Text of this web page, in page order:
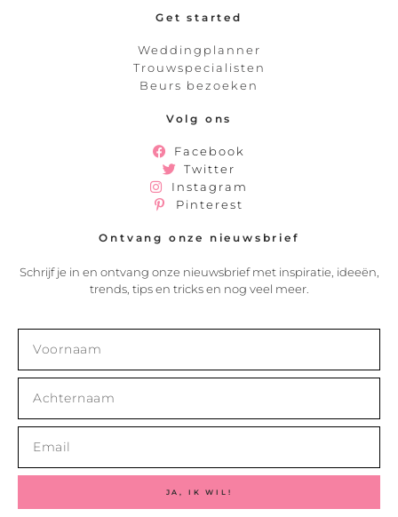
Get started
Weddingplanner
Trouwspecialisten
Beurs bezoeken
Volg ons
Facebook
Twitter
Instagram
Pinterest
Ontvang onze nieuwsbrief
Schrijf je in en ontvang onze nieuwsbrief met inspiratie, ideeën,
trends, tips en tricks en nog veel meer.
JA, IK WIL!